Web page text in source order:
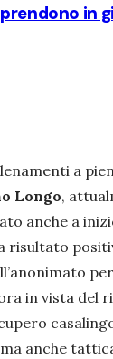
in
a
Longo,
anche a
risultato
in vista del
anche